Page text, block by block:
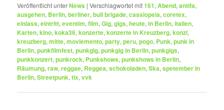
Veröffentlicht unterNews |Verschlagwortet mit161,Abend,antifa,
ausgehen, Berlin,berliner,bull brigade,cassiopeia,coretex,
einlass,eintritt,eventim,film,Gig,gigs,heute,in Berlin,italien,
Karten,kino,koka36,konzerte,konzerte in Kreuzberg,konzi,
kreuzberg,mitte,moviemento,party,peru,pogo, Punk,punk in
Berlin,punkfilmfest,punkgig,punkgig in Berlin,punkgigs,
punkkonzert,punkrock, Punkshows,punkshows in Berlin,
Räumung,raw,reggae, Reggea,schokoladen,Ska,spetember in
Berlin,Streetpunk,tix,vvk